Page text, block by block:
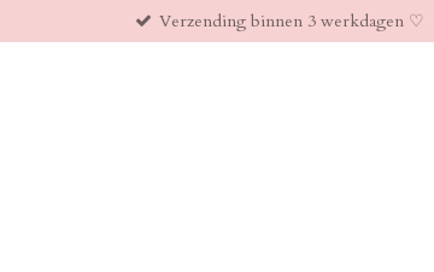
Verzending binnen 3 werkdagen ♡︎